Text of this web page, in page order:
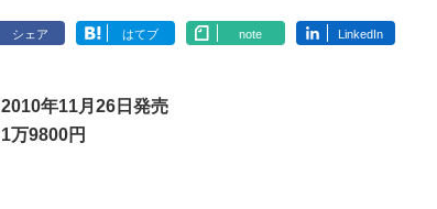
シェア はてブ note LinkedIn
2010年11月26日発売
1万9800円